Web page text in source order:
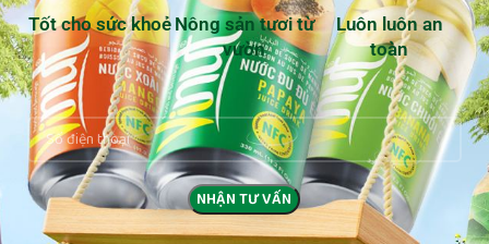
Tốt cho sức khoẻ Nông sản tươi từ
vườn
Luôn luôn an
toàn